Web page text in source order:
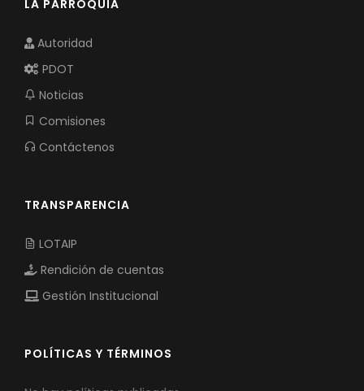
LA PARROQUIA
Autoridad
PDOT
Noticias
Comisiones
Contáctenos
TRANSPARENCIA
LOTAIP
Rendición de cuentas
Gestión Institucional
POLÍTICAS Y TÉRMINOS